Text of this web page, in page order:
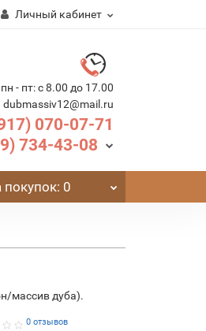
Личный кабинет
пн - пт: с 8.00 до 17.00
dubmassiv12@mail.ru
070-07-71
734-43-08
покупок: 0
массив дуба).
0 отзывов